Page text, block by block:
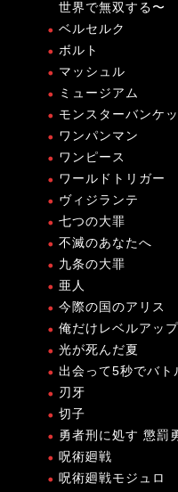
世界で無双する〜
ベルセルク
ボルト
マッシュル
ミュージアム
モンスターバンケッ
ワンパンマン
ワンピース
ワールドトリガー
ヴィジランテ
七つの大罪
不滅のあなたへ
九条の大罪
亜人
今際の国のアリス
俺だけレベルアッ
光が死んだ夏
出会って5秒でバト
刃牙
切子
勇者刑に処す 懲罰
呪術廻戦
呪術廻戦モジュロ